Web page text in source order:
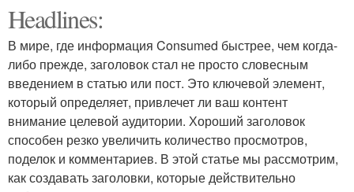
Headlines:
В мире, где информация Consumed быстрее, чем когда-
либо прежде, заголовок стал не просто словесным
введением в статью или пост. Это ключевой элемент,
который определяет, привлечет ли ваш контент
внимание целевой аудитории. Хороший заголовок
способен резко увеличить количество просмотров,
поделок и комментариев. В этой статье мы рассмотрим,
как создавать заголовки, которые действительно